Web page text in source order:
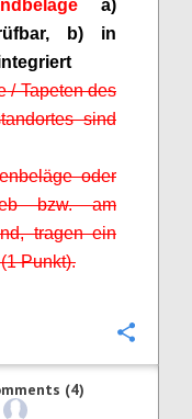
a)
b) in
/ Tapeten des
sind
oder
bzw. am
tragen ein
Punkt).
(4)